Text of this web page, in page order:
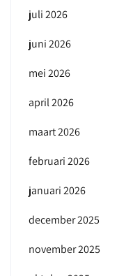
juli 2026
juni 2026
mei 2026
april 2026
maart 2026
februari 2026
januari 2026
december 2025
november 2025